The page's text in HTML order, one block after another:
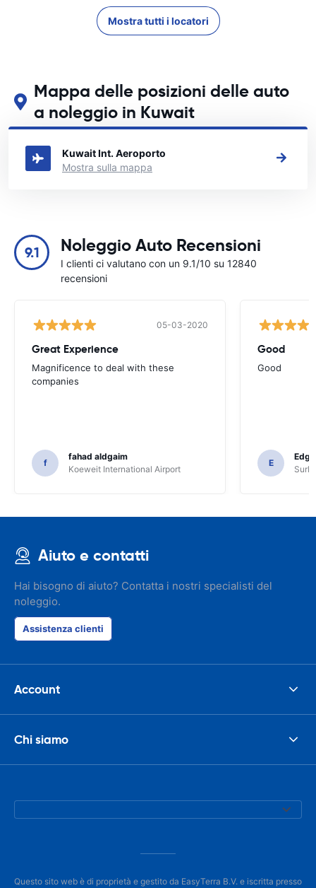
Mostra tutti i locatori
Mappa delle posizioni delle auto
a noleggio in Kuwait
Guarda le nostre principali sedi di autonoleggio in Kuwait
Kuwait Int. Aeroporto
Mostra sulla mappa
9.1 Noleggio Auto Recensioni
I clienti ci valutano con un 9.1/10 su 12840
recensioni
05-03-2020
Great Experience
Magnificence to deal with these
companies
f
fahad aldgaim
Koeweit International Airport
Good
Good
E
Aiuto e contatti
Hai bisogno di aiuto? Contatta i nostri specialisti del
noleggio.
Assistenza clienti
Account
Chi siamo
Questo sito web è di proprietà e gestito da EasyTerra B.V. e iscritta presso